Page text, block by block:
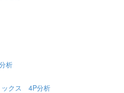
析
ックス 4P分析